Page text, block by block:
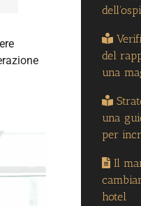
del
una
una
per
Il
hotel